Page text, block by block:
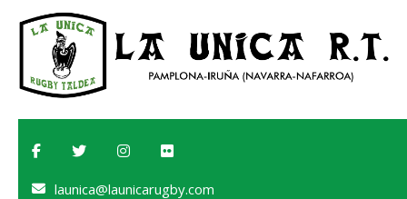
launica@launicarugby.com